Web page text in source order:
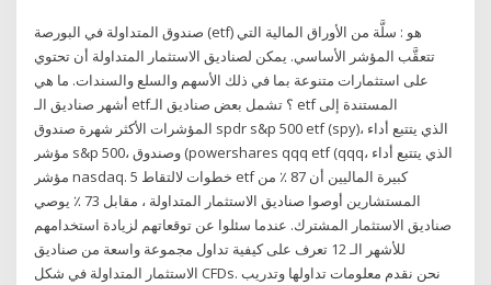
صندوق المتداولة في البورصة (etf) هو : سلَّة من الأوراق المالية التي
تتعقَّب المؤشر الأساسي. يمكن لصناديق الاستثمار المتداولة أن تحتوي
على استثمارات متنوعة بما في ذلك الأسهم والسلع والسندات. ما هي
أشهر صناديق الـ etf؟ تشمل بعض صناديق الـ etf المستندة إلى
المؤشرات الأكثر شهرة صندوق spdr s&p 500 etf (spy)، الذي يتتبع أداء
مؤشر s&p 500، وصندوق (powershares qqq etf (qqq، الذي يتتبع أداء
مؤشر nasdaq. 5 خطوات لالتقاط etf كبيرة الماليين أن 87 ٪ من
المستشارين أوصوا صناديق الاستثمار المتداولة ، مقابل 73 ٪ يوصي
صناديق الاستثمار المشترك. عندما سئلوا عن توقعاتهم لزيادة استخدامهم
للأشهر الـ 12 تعرف على كيفية تداول مجموعة واسعة من صناديق
الاستثمار المتداولة في شكل CFDs. نحن نقدم معلومات تداولها وتدريب